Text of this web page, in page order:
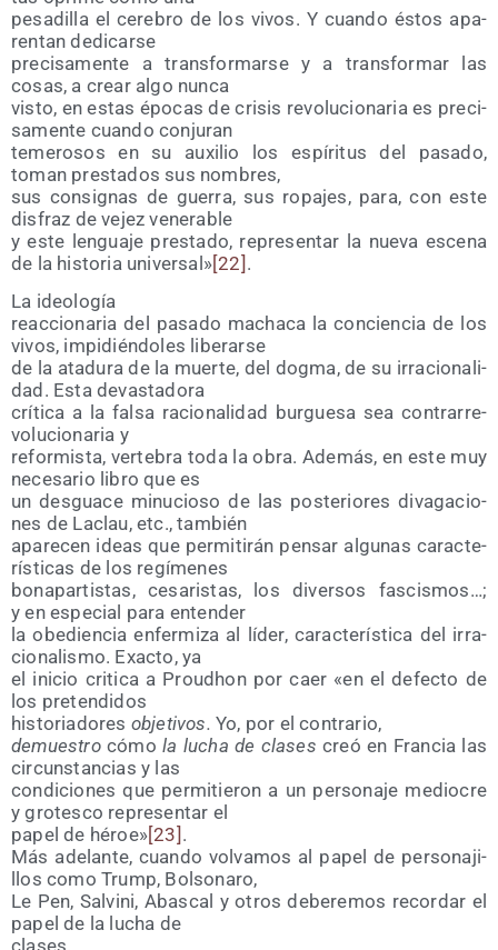
pesa­di­lla el cere­bro de los vivos. Y cuan­do éstos apa­
ren­tan dedicarse
pre­ci­sa­men­te a trans­for­mar­se y a trans­for­mar las
cosas, a crear algo nunca
vis­to, en estas épo­cas de cri­sis revo­lu­cio­na­ria es pre­ci­
sa­men­te cuan­do conjuran
teme­ro­sos en su auxi­lio los espí­ri­tus del pasa­do,
toman pres­ta­dos sus nombres,
sus con­sig­nas de gue­rra, sus ropa­jes, para, con este
dis­fraz de vejez venerable
y este len­gua­je pres­ta­do, repre­sen­tar la nue­va esce­na
de la his­to­ria uni­ver­sal»[22] .
La ideo­lo­gía
reac­cio­na­ria del pasa­do macha­ca la con­cien­cia de los
vivos, impi­dién­do­les liberarse
de la ata­du­ra de la muer­te, del dog­ma, de su irra­cio­na­li­
dad. Esta devastadora
crí­ti­ca a la fal­sa racio­na­li­dad bur­gue­sa sea con­tra­rre­
vo­lu­cio­na­ria y
refor­mis­ta, ver­te­bra toda la obra. Ade­más, en este muy
nece­sa­rio libro que es
un des­gua­ce minu­cio­so de las pos­te­rio­res diva­ga­cio­
nes de Laclau, etc., también
apa­re­cen ideas que per­mi­ti­rán pen­sar algu­nas carac­te­
rís­ti­cas de los regímenes
bona­par­tis­tas, cesa­ris­tas, los diver­sos fas­cis­mos…;
y en espe­cial para entender
la obe­dien­cia enfer­mi­za al líder, carac­te­rís­ti­ca del irra­
cio­na­lis­mo. Exac­to, ya
el ini­cio cri­ti­ca a Proudhon por caer «en el defec­to de
los pretendidos
his­to­ria­do­res obje­ti­vos. Yo, por el contrario,
demues­trocómola lucha de cla­sescreó en Fran­cia las
cir­cuns­tan­cias y las
con­di­cio­nes que per­mi­tie­ron a un per­so­na­je medio­cre
y gro­tes­co repre­sen­tar el
papel de héroe»[23] .
Más ade­lan­te, cuan­do vol­va­mos al papel de per­so­na­ji­
llos como Trump, Bolsonaro,
Le Pen, Sal­vi­ni, Abas­cal y otros debe­re­mos recor­dar el
papel de la lucha de
clases.